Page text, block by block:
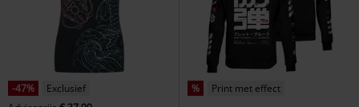
-47%
Exclusief
% Print met effect